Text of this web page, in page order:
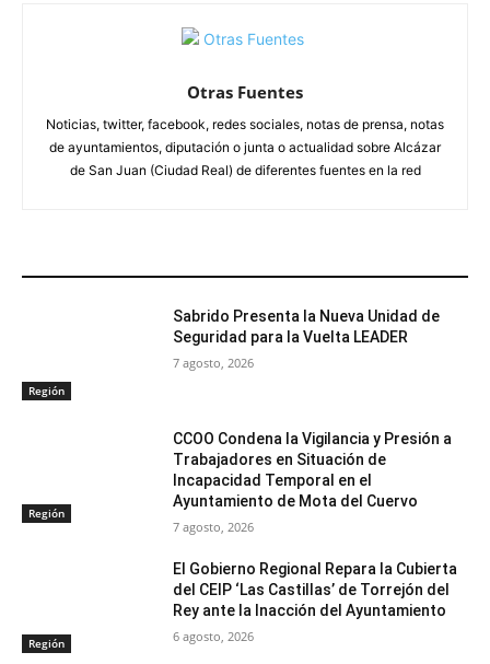
Otras Fuentes
Noticias, twitter, facebook, redes sociales, notas de prensa, notas
de ayuntamientos, diputación o junta o actualidad sobre Alcázar
de San Juan (Ciudad Real) de diferentes fuentes en la red
Región
Sabrido Presenta la Nueva Unidad de
Seguridad para la Vuelta LEADER
7 agosto, 2026
Región
CCOO Condena la Vigilancia y Presión a
Trabajadores en Situación de
Incapacidad Temporal en el
Ayuntamiento de Mota del Cuervo
7 agosto, 2026
Región
El Gobierno Regional Repara la Cubierta
del CEIP ‘Las Castillas’ de Torrejón del
Rey ante la Inacción del Ayuntamiento
6 agosto, 2026